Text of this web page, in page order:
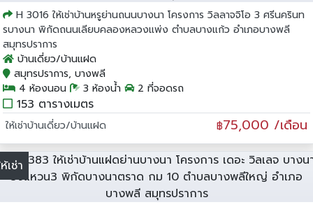
H 3016 ให้เช่าบ้านหรูย่านถนนบางนา โครงการ วิลลาจจิโอ 3 ศรีนครินท
รบางนา พิกัดถนนเลียบคลองหลวงแพ่ง ตำบลบางแก้ว อำเภอบางพลี
สมุทรปราการ
บ้านเดี่ยว/บ้านแฝด
สมุทรปราการ, บางพลี
4 ห้องนอน
3 ห้องน้ำ 2 ที่จอดรถ
153 ตารางเมตร
ให้เช่าบ้านเดี่ยว/บ้านแฝด ฿75,000 /เดือน
เช่า